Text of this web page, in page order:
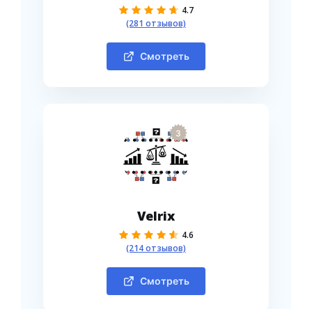
4.7
(281 отзывов)
Смотреть
3
Velrix
4.6
(214 отзывов)
Смотреть